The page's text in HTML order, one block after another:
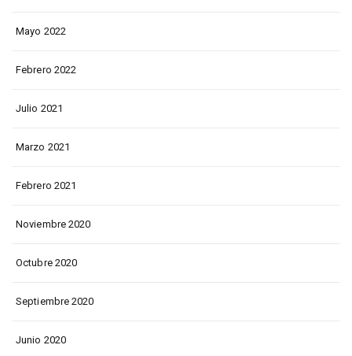
Mayo 2022
Febrero 2022
Julio 2021
Marzo 2021
Febrero 2021
Noviembre 2020
Octubre 2020
Septiembre 2020
Junio 2020